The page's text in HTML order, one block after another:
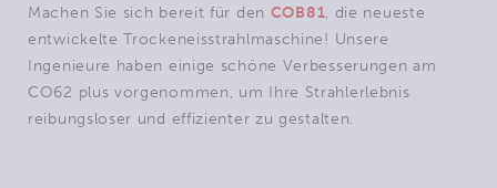
Machen Sie sich bereit für den COB81, die neueste
entwickelte Trockeneisstrahlmaschine! Unsere
Ingenieure haben einige schöne Verbesserungen am
CO62 plus vorgenommen, um Ihre Strahlerlebnis
reibungsloser und effizienter zu gestalten.